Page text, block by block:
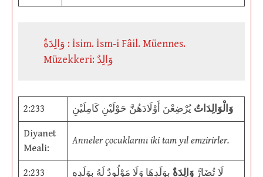
وَالِدَةٌ : İsim. İsm-i Fâil. Müennes.
Müzekkeri: وَالِدٌ
2:233 وَالْوَالِدَاتُ يُرْضِعْنَ أَوْلَادَهُنَّ حَوْلَيْنِ كَامِلَيْنِ
Diyanet
Meali:
Anneler çocuklarını iki tam yıl emzirirler.
2:233 لَا تُضَارَّ وَالِدَةٌبِوَلَدِهَا وَلَا مَوْلُودٌ لَهُ بِوَلَدِهِ